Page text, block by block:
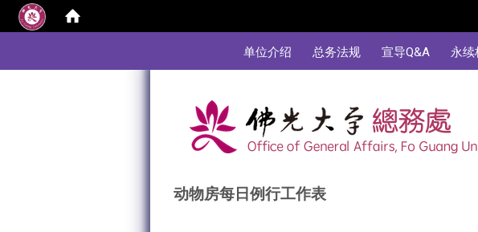
单位介绍
总务法规 宣导Q&A 永续
动物房每日例行工作表